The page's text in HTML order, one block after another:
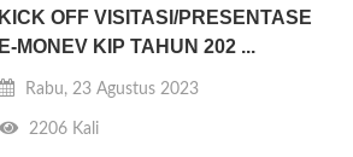
KICK OFF VISITASI/PRESENTASE
E-MONEV KIP TAHUN 202 ...
Rabu, 23 Agustus 2023
2206 Kali